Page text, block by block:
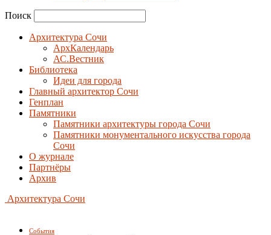
Поиск
Архитектура Сочи
АрхКалендарь
АС.Вестник
Библиотека
Идеи для города
Главный архитектор Сочи
Генплан
Памятники
Памятники архитектуры города Сочи
Памятники монументального искусства города
Сочи
О журнале
Партнёры
Архив
Архитектура Сочи
События